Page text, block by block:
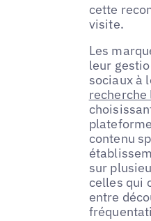
cette
visite.
Les
leur
sociaux à
recherche
contenu
sur
celles qui
entre